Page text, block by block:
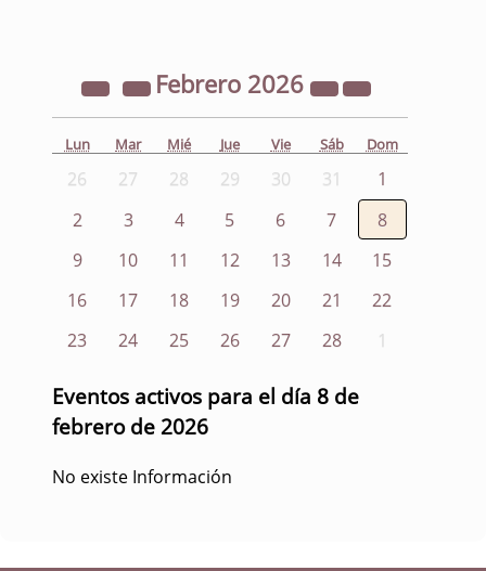
Febrero 2026
Lun Mar Mié Jue Vie Sáb Dom
26 27 28 29 30 31
1
2
3 4 5 6 7
8
9
10 11 12 13 14
15
16
17 18 19 20 21
22
23
24 25 26 27 28 1
Eventos activos para el día 8 de
febrero de 2026
No existe Información